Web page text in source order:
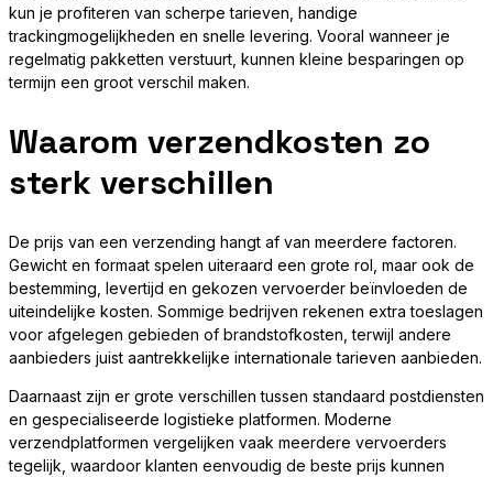
kun je profiteren van scherpe tarieven, handige
trackingmogelijkheden en snelle levering. Vooral wanneer je
regelmatig pakketten verstuurt, kunnen kleine besparingen op
termijn een groot verschil maken.
Waarom verzendkosten zo
sterk verschillen
De prijs van een verzending hangt af van meerdere factoren.
Gewicht en formaat spelen uiteraard een grote rol, maar ook de
bestemming, levertijd en gekozen vervoerder beïnvloeden de
uiteindelijke kosten. Sommige bedrijven rekenen extra toeslagen
voor afgelegen gebieden of brandstofkosten, terwijl andere
aanbieders juist aantrekkelijke internationale tarieven aanbieden.
Daarnaast zijn er grote verschillen tussen standaard postdiensten
en gespecialiseerde logistieke platformen. Moderne
verzendplatformen vergelijken vaak meerdere vervoerders
tegelijk, waardoor klanten eenvoudig de beste prijs kunnen